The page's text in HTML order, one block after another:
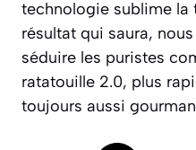
technologie sublime la
résultat qui saura,
séduire les puristes
ratatouille 2.0, plus
toujours aussi